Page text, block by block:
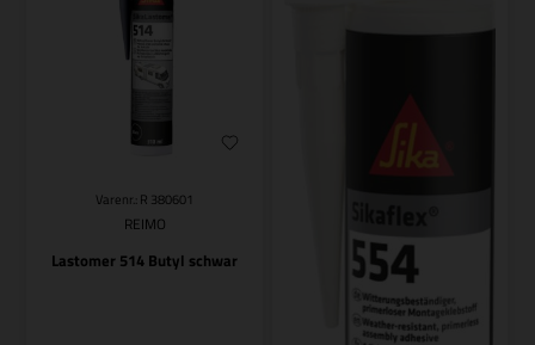
Varenr.: R 380601
REIMO
Lastomer 514 Butyl schwar